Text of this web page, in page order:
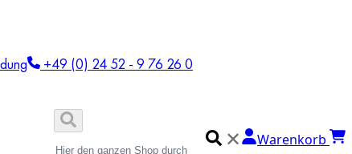
+49 (0) 24 52 - 9 76 26 0
✕ Warenkorb